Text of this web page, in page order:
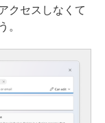
クセスしなくて
。